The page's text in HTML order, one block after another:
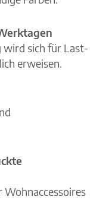
wird sich für Last-
erweisen.